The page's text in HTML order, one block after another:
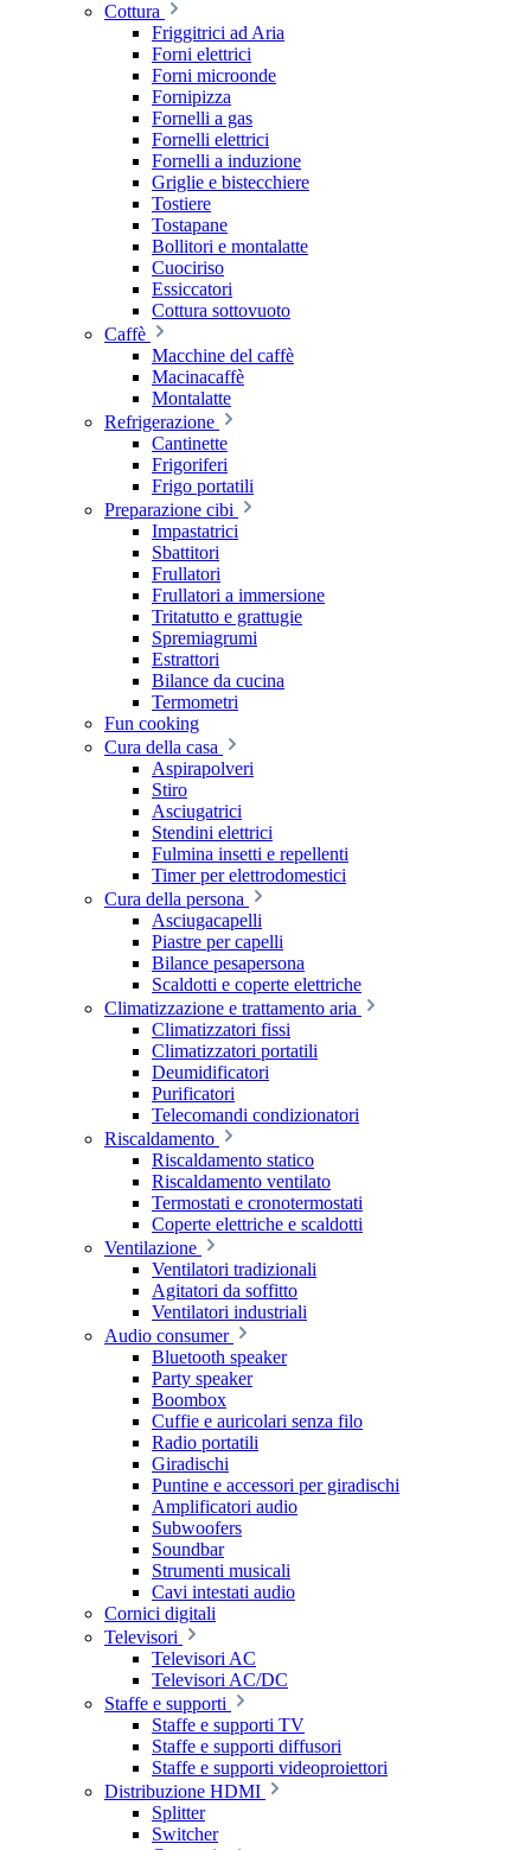
Cottura
Friggitrici ad Aria
Forni elettrici
Forni microonde
Fornipizza
Fornelli a gas
Fornelli elettrici
Fornelli a induzione
Griglie e bistecchiere
Tostiere
Tostapane
Bollitori e montalatte
Cuociriso
Essiccatori
Cottura sottovuoto
Caffè
Macchine del caffè
Macinacaffè
Montalatte
Refrigerazione
Cantinette
Frigoriferi
Frigo portatili
Preparazione cibi
Impastatrici
Sbattitori
Frullatori
Frullatori a immersione
Tritatutto e grattugie
Spremiagrumi
Estrattori
Bilance da cucina
Termometri
Fun cooking
Cura della casa
Aspirapolveri
Stiro
Asciugatrici
Stendini elettrici
Fulmina insetti e repellenti
Timer per elettrodomestici
Cura della persona
Asciugacapelli
Piastre per capelli
Bilance pesapersona
Scaldotti e coperte elettriche
Climatizzazione e trattamento aria
Climatizzatori fissi
Climatizzatori portatili
Deumidificatori
Purificatori
Telecomandi condizionatori
Riscaldamento
Riscaldamento statico
Riscaldamento ventilato
Termostati e cronotermostati
Coperte elettriche e scaldotti
Ventilazione
Ventilatori tradizionali
Agitatori da soffitto
Ventilatori industriali
Audio consumer
Bluetooth speaker
Party speaker
Boombox
Cuffie e auricolari senza filo
Radio portatili
Giradischi
Puntine e accessori per giradischi
Amplificatori audio
Subwoofers
Soundbar
Strumenti musicali
Cavi intestati audio
Cornici digitali
Televisori
Televisori AC
Televisori AC/DC
Staffe e supporti
Staffe e supporti TV
Staffe e supporti diffusori
Staffe e supporti videoproiettori
Distribuzione HDMI
Splitter
Switcher